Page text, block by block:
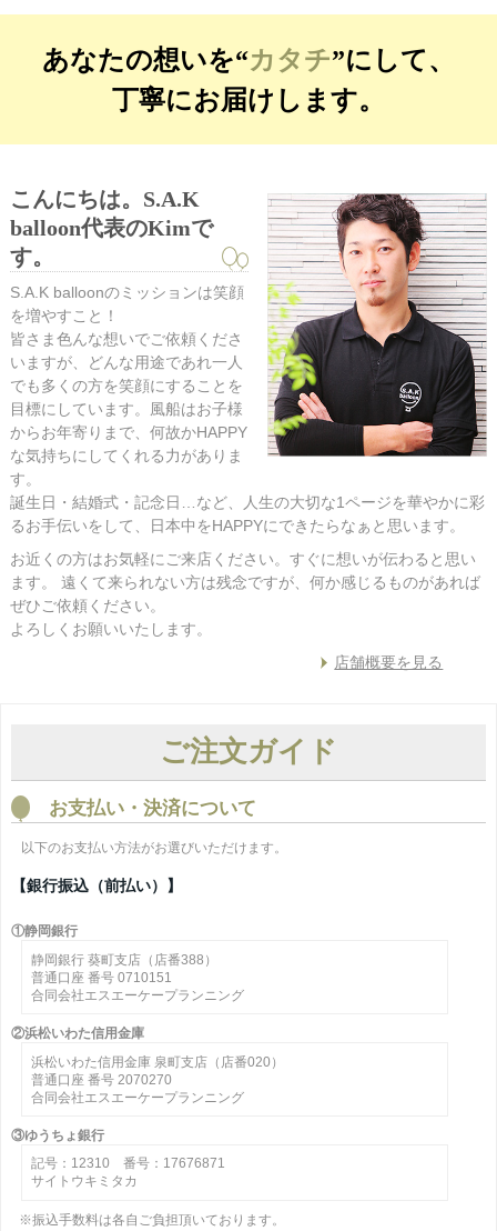
あなたの想いを“カタチ”にして、
丁寧にお届けします。
こんにちは。S.A.K
balloon代表のKimで
す。
S.A.K balloonのミッションは笑顔
を増やすこと！
皆さま色んな想いでご依頼くださ
いますが、どんな用途であれ一人
でも多くの方を笑顔にすることを
目標にしています。風船はお子様
からお年寄りまで、何故かHAPPY
な気持ちにしてくれる力がありま
す。
誕生日・結婚式・記念日…など、人生の大切な1ページを華やかに彩
るお手伝いをして、日本中をHAPPYにできたらなぁと思います。
お近くの方はお気軽にご来店ください。すぐに想いが伝わると思い
ます。 遠くて来られない方は残念ですが、何か感じるものがあれば
ぜひご依頼ください。
よろしくお願いいたします。
店舗概要を見る
ご注文ガイド
お支払い・決済について
以下のお支払い方法がお選びいただけます。
【銀行振込（前払い）】
①静岡銀行
静岡銀行 葵町支店（店番388）
普通口座 番号 0710151
合同会社エスエーケープランニング
②浜松いわた信用金庫
浜松いわた信用金庫 泉町支店（店番020）
普通口座 番号 2070270
合同会社エスエーケープランニング
③ゆうちょ銀行
記号：12310 番号：17676871
サイトウキミタカ
※振込手数料は各自ご負担頂いております。